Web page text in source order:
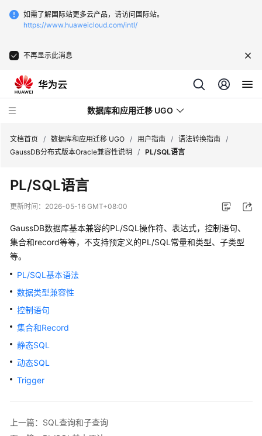
如需了解国际站更多云产品，请访问国际站。
https://www.huaweicloud.com/intl/
不再显示此消息
数据库和应用迁移 UGO
新
动
产
绍
快
入
门
户
文档首页 / 数据库和应用迁移 UGO / 用户指南 / 语法转换指南 /
GaussDB分布式版本Oracle兼容性说明
/ PL/SQL语言
PL/SQL语言
更新时间： 2026-05-16 GMT+08:00
GaussDB数据库基本兼容的PL/SQL操作符、表达式，控制语句、
集合和record等等，不支持预定义的PL/SQL常量和类型、子类型
等。
PL/SQL基本语法
数据类型兼容性
控制语句
集合和Record
静态SQL
动态SQL
Trigger
上一篇：SQL查询和子查询